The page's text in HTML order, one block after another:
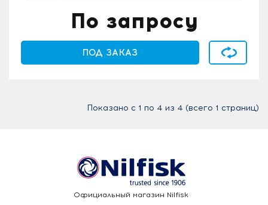
По запросу
ПОД ЗАКАЗ В
Показано с 1 по 4 из 4 (всего 1 страниц)
Официальный магазин Nilfisk